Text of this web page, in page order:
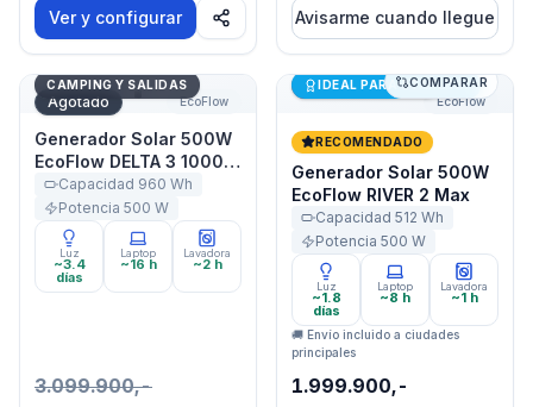
Ver y configurar Avisarme cuando llegue
Generador Solar 500W EcoFlow DELTA 3 1000 Air
Agotado EcoFlow
CAMPING Y SALIDAS
Generador Solar 500W
EcoFlow DELTA 3 1000
AirCapacidad 960 Wh
Potencia 500 W
Luz
~3.4
días
Laptop
~16 h
Lavadora
~2 h
3.099.900,-
Generador Solar 500W
EcoFlow
Últimas unidades
IDEAL PARA STARLINK
COMPARAR
RECOMENDADO
Generador Solar 500W
EcoFlow RIVER 2 Max
Capacidad 512 Wh
Potencia 500 W
Luz
~1.8
días
Laptop
~8 h
Lavadora
~1 h
🚚 Envío incluido a ciudades
principales
1.999.900,-